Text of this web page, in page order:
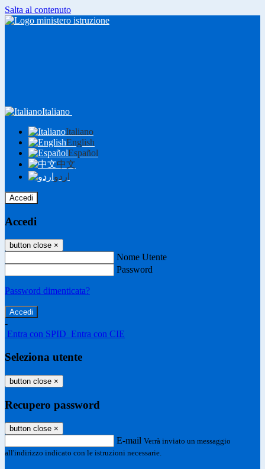
Salta al contenuto
Italiano
Italiano
English
Español
中文
اردو
Accedi
Accedi
button close ×
Nome Utente
Password
Password dimenticata?
-
Entra con SPID Entra con CIE
Seleziona utente
button close ×
Recupero password
button close ×
E-mail Verrà inviato un messaggio
all'indirizzo indicato con le istruzioni necessarie.